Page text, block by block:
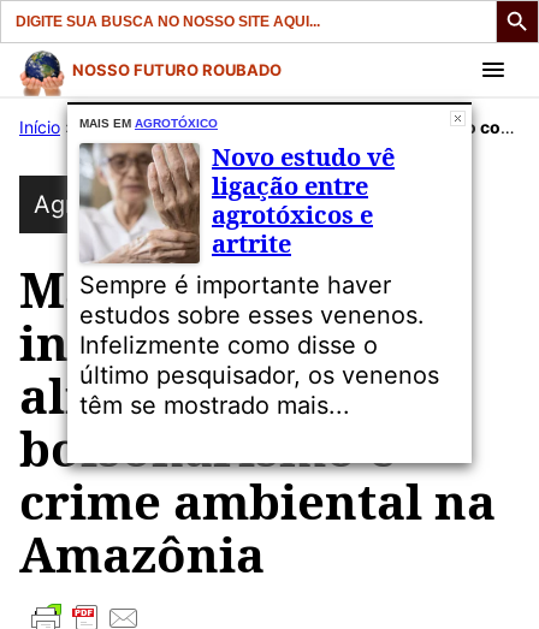
Search
for:
Pular
para
conteúdo
NOSSO FUTURO ROUBADO
Início » Publicações»Agrotóxico Mapa eleitoral inédito comprova aliança entre bolsonarismo e crime ambiental na Amazônia
Agrotóxico
Mapa eleitoral
inédito comprova
aliança entre
bolsonarismo e
crime ambiental na
Amazônia
MAIS EM AGROTÓXICO
Novo estudo vê
ligação entre
agrotóxicos e
artrite
Sempre é importante haver
estudos sobre esses venenos.
Infelizmente como disse o
último pesquisador, os venenos
têm se mostrado mais...